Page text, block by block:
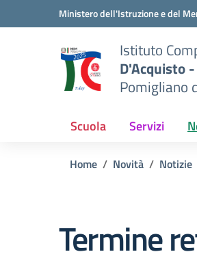
Vai ai contenuti
Vai al menu di navigazioneMinistero dell'Istruzione e del
Istituto
D'Acquisto
Pomigliano
Scuola Servizi
Home Novità Notizie
Termine